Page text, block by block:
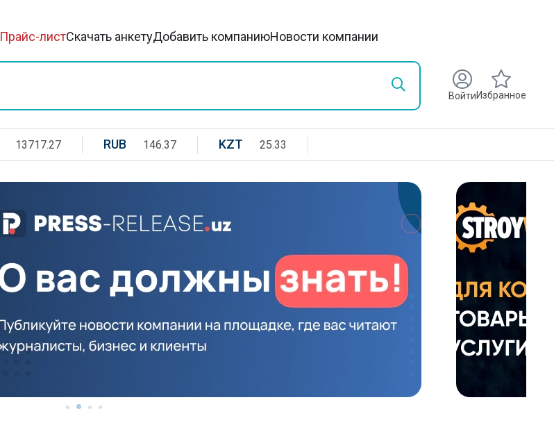
Прайс-листСкачать анкетуДобавить компаниюНовости компании
ВойтиИзбранное
13717.27 RUB 146.37 KZT 25.33